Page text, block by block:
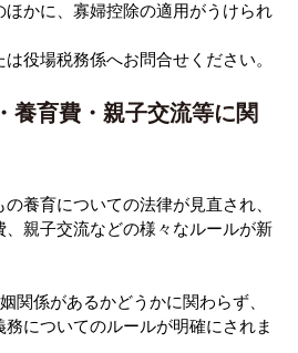
かに、寡婦控除の適用がうけられ
役場税務係へお問合せください。
育費・親子交流等に関
養育についての法律が見直され、
、親子交流などの様々なルールが新
関係があるかどうかに関わらず、
についてのルールが明確にされま